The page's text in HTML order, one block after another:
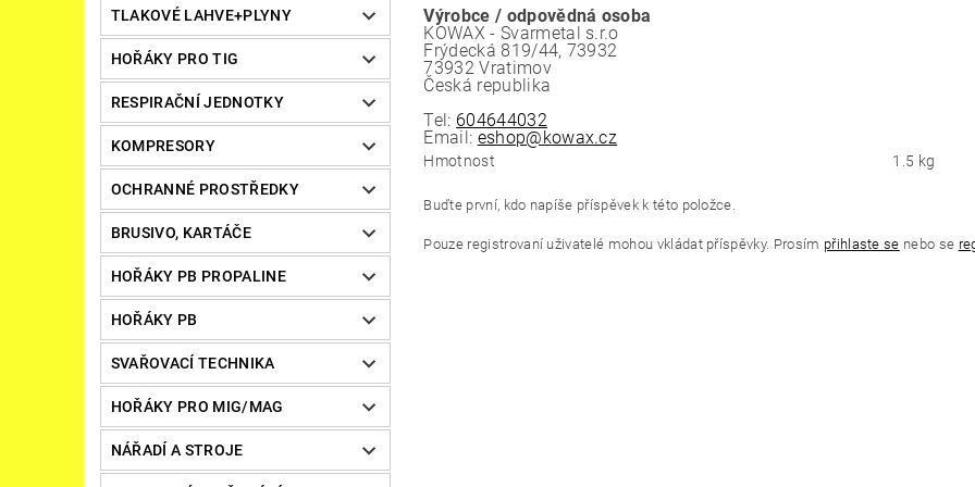
TLAKOVÉ LAHVE+PLYNY
HOŘÁKY PRO TIG
RESPIRAČNÍ JEDNOTKY
KOMPRESORY
OCHRANNÉ PROSTŘEDKY
BRUSIVO, KARTÁČE
HOŘÁKY PB PROPALINE
HOŘÁKY PB
SVAŘOVACÍ TECHNIKA
HOŘÁKY PRO MIG/MAG
NÁŘADÍ A STROJE
Výrobce / odpovědná osoba
KOWAX - Svarmetal s.r.o
Frýdecká 819/44, 73932
73932 Vratimov
Česká republika
Tel: 604644032
Email: eshop@kowax.cz
Hmotnost 1.5 kg
Buďte první, kdo napíše příspěvek k této položce.
Pouze registrovaní uživatelé mohou vkládat příspěvky. Prosím přihlaste se nebo se